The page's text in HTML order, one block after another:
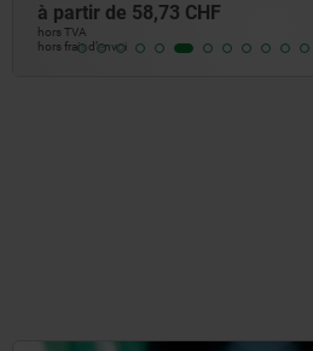
à partir de 58,73 CHF
hors TVA
hors frais d’envoi